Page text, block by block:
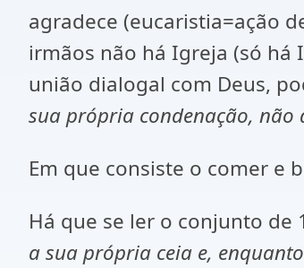
agradece (eucaristia=ação
irmãos não há Igreja (só há
união dialogal com Deus,
sua própria condenação, não
Em que consiste o comer e
Há que se ler o conjunto de
a sua própria ceia e,